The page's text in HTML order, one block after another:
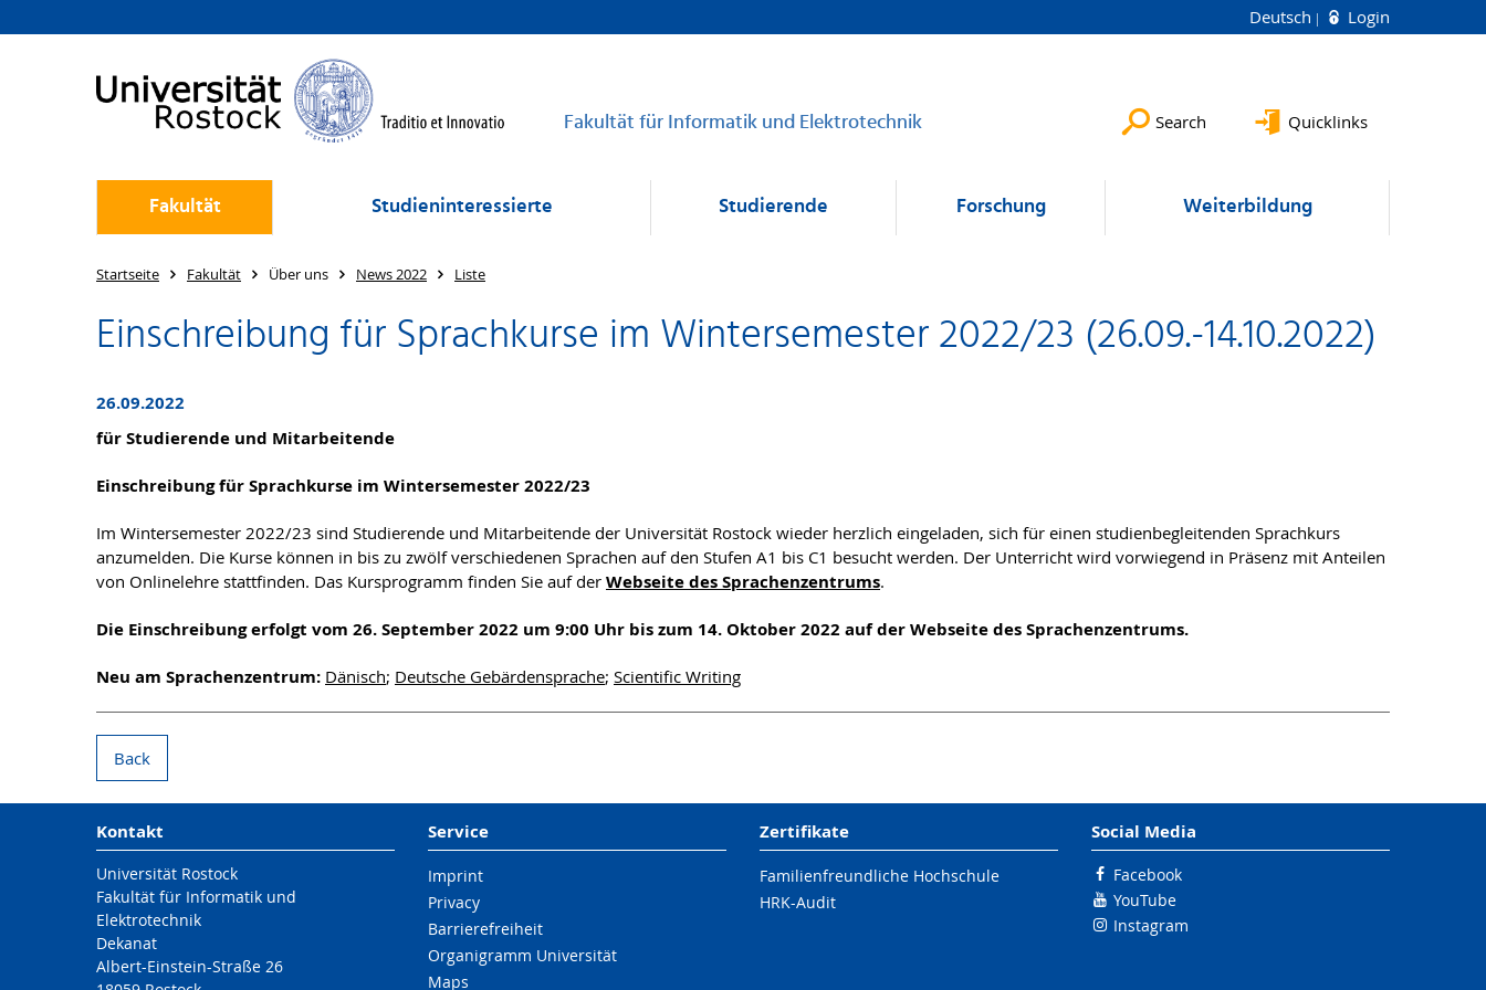
Deutsch Login
Fakultät für Informatik und Elektrotechnik Search Quicklinks
Fakultät Studieninteressierte Studierende Forschung Weiterbildung
Startseite Fakultät Über uns News 2022 Liste
Einschreibung für Sprachkurse im Wintersemester 2022/23 (26.09.-14.10.2022)
26.09.2022
für Studierende und Mitarbeitende
Einschreibung für Sprachkurse im Wintersemester 2022/23
Im Wintersemester 2022/23 sind Studierende und Mitarbeitende der Universität Rostock wieder herzlich eingeladen, sich für einen studienbegleitenden Sprachkurs
anzumelden. Die Kurse können in bis zu zwölf verschiedenen Sprachen auf den Stufen A1 bis C1 besucht werden. Der Unterricht wird vorwiegend in Präsenz mit Anteilen
von Onlinelehre stattfinden. Das Kursprogramm finden Sie auf der Webseite des Sprachenzentrums.
Die Einschreibung erfolgt vom 26. September 2022 um 9:00 Uhr bis zum 14. Oktober 2022 auf der Webseite des Sprachenzentrums.
Neu am Sprachenzentrum: Dänisch; Deutsche Gebärdensprache; Scientific Writing
Back
Kontakt
Universität Rostock
Fakultät für Informatik und
Elektrotechnik
Dekanat
Albert-Einstein-Straße 26
Service
Imprint
Privacy
Barrierefreiheit
Organigramm Universität
Maps
Zertifikate
Familienfreundliche Hochschule
HRK-Audit
Social Media
Facebook
YouTube
Instagram